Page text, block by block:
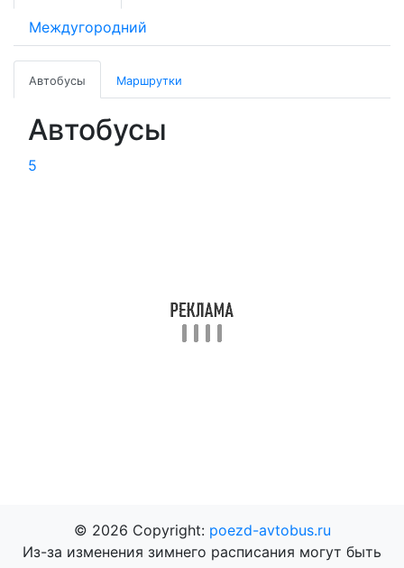
Междугородний
Автобусы Маршрутки
Автобусы
5
© 2026 Copyright: poezd-avtobus.ru
Из-за изменения зимнего расписания могут быть